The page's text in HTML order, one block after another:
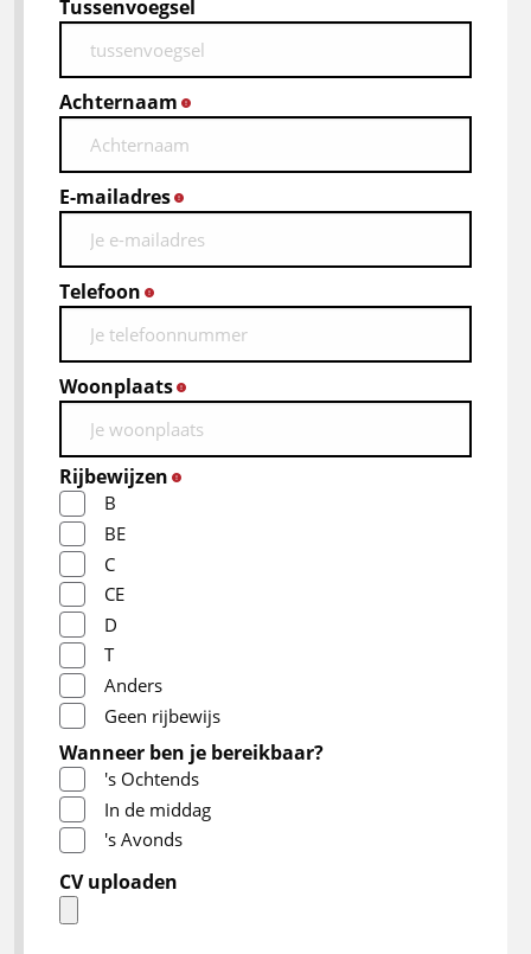
Tussenvoegsel
Achternaam
E-mailadres
Telefoon
Woonplaats
Rijbewijzen
B
BE
C
CE
D
T
Anders
Geen rijbewijs
Wanneer ben je bereikbaar?
's Ochtends
In de middag
's Avonds
CV uploaden